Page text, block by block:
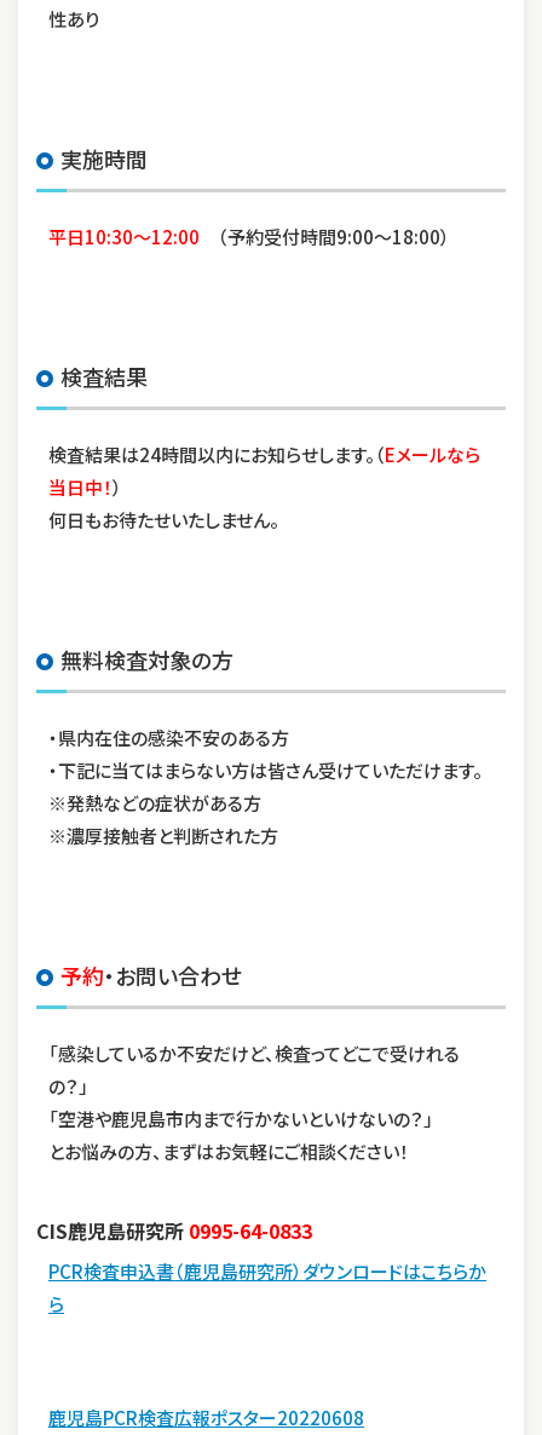
性あり
実施時間
平日10:30〜12:00 （予約受付時間9:00〜18:00）
検査結果
検査結果は24時間以内にお知らせします。（Eメールなら
当日中！）
何日もお待たせいたしません。
無料検査対象の方
・県内在住の感染不安のある方
・下記に当てはまらない方は皆さん受けていただけます。
※発熱などの症状がある方
※濃厚接触者と判断された方
予約・お問い合わせ
「感染しているか不安だけど、検査ってどこで受けれる
の？」
「空港や鹿児島市内まで行かないといけないの？」
とお悩みの方、まずはお気軽にご相談ください！
CIS鹿児島研究所 0995-64-0833
PCR検査申込書（鹿児島研究所）ダウンロードはこちらか
ら
鹿児島PCR検査広報ポスター20220608